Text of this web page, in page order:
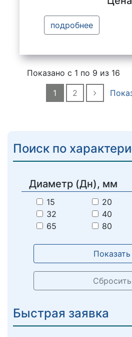
подробнее
Показано с 1 по 9 из 16
1
2
Поиск по
Диаметр (Дн), мм
15 20
32
40
65
80
Показать
Сбросить
Быстрая заявка